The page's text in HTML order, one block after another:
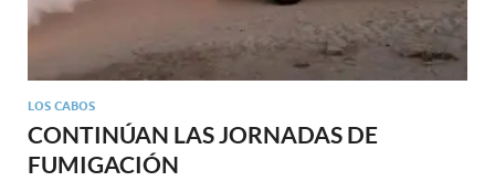
LOS CABOS
CONTINÚAN LAS JORNADAS DE
FUMIGACIÓN